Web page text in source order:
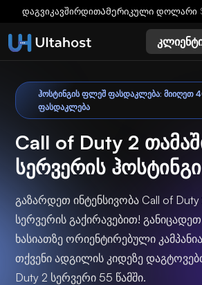
დაგვიკავშირდითᲐმერიკული დოლარი
ᲰᲝᲡᲢᲘᲜᲒᲘᲡ ᲤᲚᲔᲨ ᲤᲐᲡᲓᲐᲙᲚᲔᲑᲐ: ᲛᲘᲘᲦᲔᲗ
ᲤᲐᲡᲓᲐᲙᲚᲔᲑᲐ
Call of Duty 2
სერვერის ჰოსტინგი
გაზარდეთ ინტენსივობა Call of Duty
სერვერის გაქირავებით!
ხასიათზე ორიენტირებული
თქვენი ადგილის კიდეზე
Duty 2 სერვერი 55 წამში.